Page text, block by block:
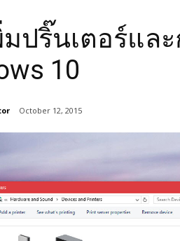
มปริ๊นเตอร์แล
10
October 12, 2015